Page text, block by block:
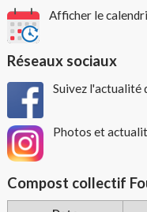
Afficher le
Réseaux sociaux
Suivez l'actualité
Photos et
Compost collectif